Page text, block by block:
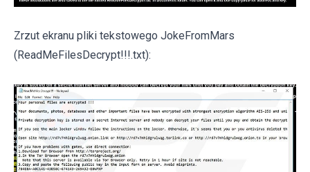
Zrzut ekranu pliki tekstowego JokeFromMars
(ReadMeFilesDecrypt!!!.txt):